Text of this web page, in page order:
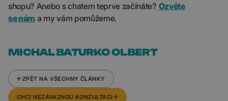
shopu? Anebo s chatem teprve začínáte? Ozvěte
se nám a my vám pomůžeme.
MICHAL BATURKO OLBERT
ZPĚT NA VŠECHNY ČLÁNKY
CHCI NEZÁVAZNOU KONZULTACI